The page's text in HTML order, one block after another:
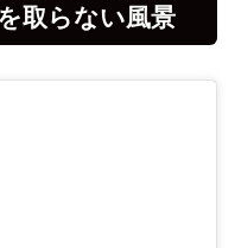
取らない風景